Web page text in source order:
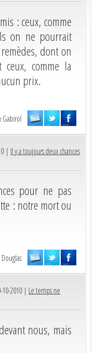
: ceux, comme
on ne pourrait
dont on
comme la
prix.
Gabirol
| Il y a toujours deux chances
pour ne pas
: notre mort ou
10-2010 | Le temps ne
nous, mais